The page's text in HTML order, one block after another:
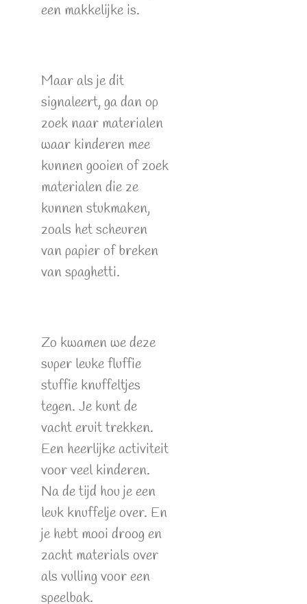
een makkelijke is.
Maar als je dit
signaleert, ga dan op
zoek naar materialen
waar kinderen mee
kunnen gooien of zoek
materialen die ze
kunnen stukmaken,
zoals het scheuren
van papier of breken
van spaghetti.
Zo kwamen we deze
super leuke fluffie
stuffie knuffeltjes
tegen. Je kunt de
vacht eruit trekken.
Een heerlijke activiteit
voor veel kinderen.
Na de tijd hou je een
leuk knuffelje over. En
je hebt mooi droog en
zacht materials over
als vulling voor een
speelbak.